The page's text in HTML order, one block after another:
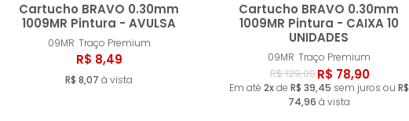
Cartucho BRAVO 0.30mm
1009MR Pintura - AVULSA
09MR Traço Premium
R$ 8,49
R$ 8,07 à vista
Comprar
Cartucho BRAVO 0.30mm
1009MR Pintura - CAIXA 10
UNIDADES
09MR Traço Premium
R$ 129,00R$ 78,90
Em até 2xde R$ 39,45 sem juros ou R$
74,96 à vista
Comprar